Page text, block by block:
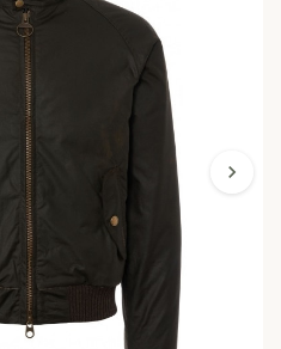
chevron_right